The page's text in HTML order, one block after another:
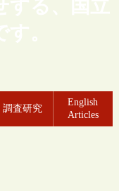
する、国立
。
調査研究
English
Articles